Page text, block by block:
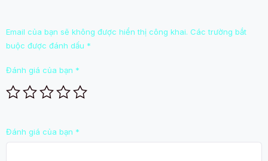
Email của bạn sẽ không được hiển thị công khai. Các trường bắt
buộc được đánh dấu *
Đánh giá của bạn *
Đánh giá của bạn *